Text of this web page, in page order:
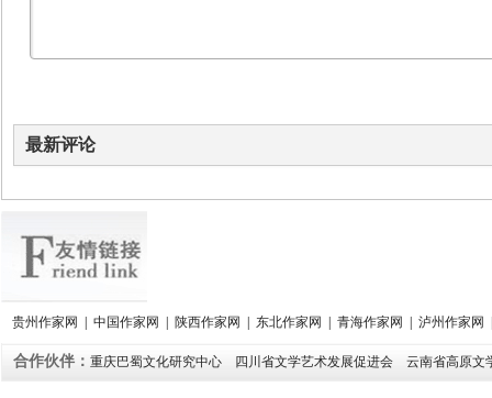
最新评论
贵州作家网 | 中国作家网 | 陕西作家网 | 东北作家网 | 青海作家网 | 泸州作家网
合作伙伴： 重庆巴蜀文化研究中心 四川省文学艺术发展促进会 云南省高原文